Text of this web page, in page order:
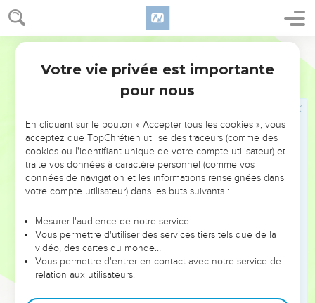
Genèse 40
trois corbeilles de pain blanc sur ma tête.
Dans la corbeille la plus élevée il y avait de tout ce que fait
un panetier pour la nourriture du Pharaon. Or, les oiseaux la
mangeaient dans la corbeille au-dessus de ma tête.
Joseph répondit en ces termes : Voici l’explication : Les
Encore trois jours, et le Pharaon relèvera ta tête au-dessus
de toi, te fera pendre à un bois, et les oiseaux mangeront ta
chair.
Le troisième jour, jour (anniversaire) de la naissance du
Pharaon, il fit un festin pour tous ses serviteurs, et il releva la
tête du grand échanson et la tête du grand panetier, au
milieu de ses serviteurs :
il rétablit le grand échanson dans sa fonction ; et celui-ci
mit la coupe dans la main du Pharaon,
Votre vie privée est importante
pour nous
En cliquant sur le bouton « Accepter tous les cookies », vous
acceptez que TopChrétien utilise des traceurs (comme des
cookies ou l'identifiant unique de votre compte utilisateur) et
traite vos données à caractère personnel (comme vos
données de navigation et les informations renseignées dans
votre compte utilisateur) dans les buts suivants :
Mesurer l'audience de notre service
Vous permettre d'utiliser des services tiers tels que de la
vidéo, des cartes du monde…
Vous permettre d'entrer en contact avec notre service de
relation aux utilisateurs.